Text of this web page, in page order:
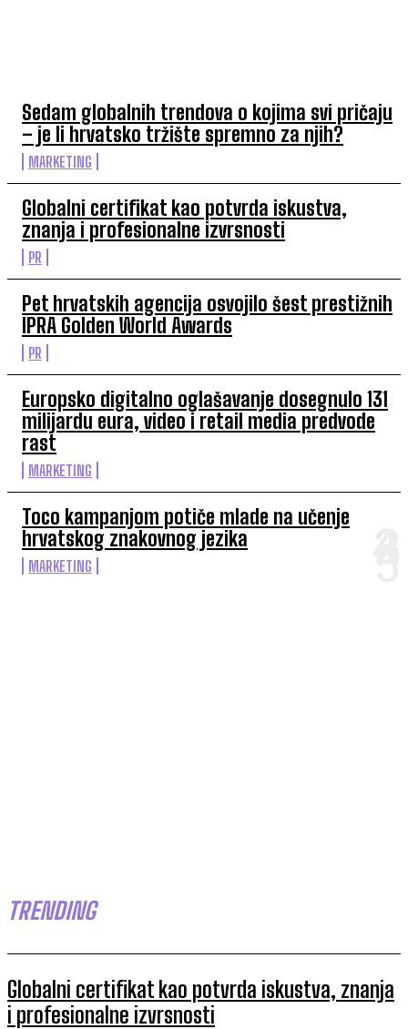
Sedam globalnih trendova o kojima svi pričaju
– je li hrvatsko tržište spremno za njih?
MARKETING
Globalni certifikat kao potvrda iskustva,
znanja i profesionalne izvrsnosti
PR
Pet hrvatskih agencija osvojilo šest prestižnih
IPRA Golden World Awards
PR
Europsko digitalno oglašavanje dosegnulo 131
milijardu eura, video i retail media predvode
rast
MARKETING
Toco kampanjom potiče mlade na učenje
hrvatskog znakovnog jezika
MARKETING
TRENDING
Globalni certifikat kao potvrda iskustva, znanja
i profesionalne izvrsnosti